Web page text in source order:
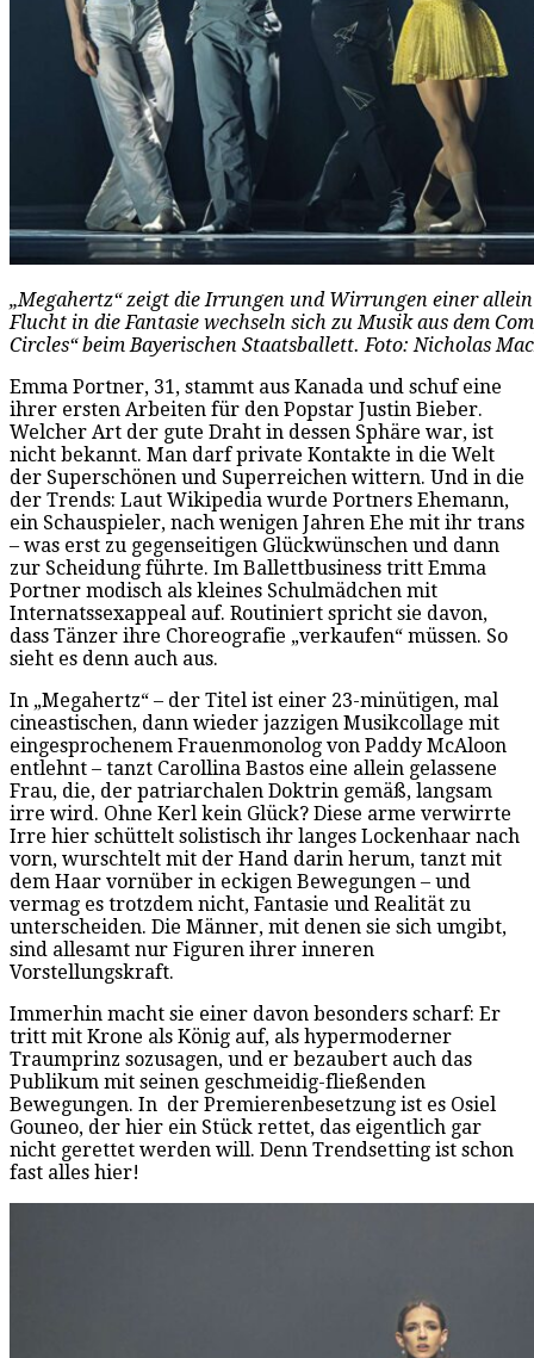
„Megahertz“ zeigt die Irrungen und Wirrungen einer
Flucht in die Fantasie wechseln sich zu Musik aus dem
Circles“ beim Bayerischen Staatsballett. Foto: Nicholas
Emma Portner, 31, stammt aus Kanada und schuf eine
ihrer ersten Arbeiten für den Popstar Justin Bieber.
Welcher Art der gute Draht in dessen Sphäre war, ist
nicht bekannt. Man darf private Kontakte in die Welt
der Superschönen und Superreichen wittern. Und in die
der Trends: Laut Wikipedia wurde Portners Ehemann,
ein Schauspieler, nach wenigen Jahren Ehe mit ihr trans
– was erst zu gegenseitigen Glückwünschen und dann
zur Scheidung führte. Im Ballettbusiness tritt Emma
Portner modisch als kleines Schulmädchen mit
Internatssexappeal auf. Routiniert spricht sie davon,
dass Tänzer ihre Choreografie „verkaufen“ müssen. So
sieht es denn auch aus.
In „Megahertz“ – der Titel ist einer 23-minütigen, mal
cineastischen, dann wieder jazzigen Musikcollage mit
eingesprochenem Frauenmonolog von Paddy McAloon
entlehnt – tanzt Carollina Bastos eine allein gelassene
Frau, die, der patriarchalen Doktrin gemäß, langsam
irre wird. Ohne Kerl kein Glück? Diese arme verwirrte
Irre hier schüttelt solistisch ihr langes Lockenhaar nach
vorn, wurschtelt mit der Hand darin herum, tanzt mit
dem Haar vornüber in eckigen Bewegungen – und
vermag es trotzdem nicht, Fantasie und Realität zu
unterscheiden. Die Männer, mit denen sie sich umgibt,
sind allesamt nur Figuren ihrer inneren
Vorstellungskraft.
Immerhin macht sie einer davon besonders scharf: Er
tritt mit Krone als König auf, als hypermoderner
Traumprinz sozusagen, und er bezaubert auch das
Publikum mit seinen geschmeidig-fließenden
Bewegungen. In der Premierenbesetzung ist es Osiel
Gouneo, der hier ein Stück rettet, das eigentlich gar
nicht gerettet werden will. Denn Trendsetting ist schon
fast alles hier!